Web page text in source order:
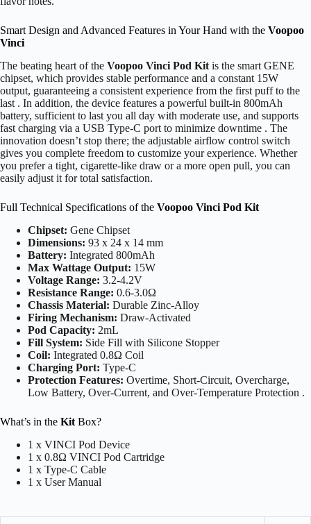
Smart Design and Advanced Features in Your Hand with the Voopoo
Vinci
The beating heart of the Voopoo Vinci Pod Kit is the smart GENE
chipset, which provides stable performance and a constant 15W
output, guaranteeing a consistent experience from the first puff to the
last . In addition, the device features a powerful built-in 800mAh
battery, sufficient to last you all day with moderate use, and supports
fast charging via a USB Type-C port to minimize downtime . The
innovation doesn’t stop there; the adjustable airflow control switch
gives you complete freedom to customize your experience. Whether
you prefer a tight, cigarette-like draw or a more open pull, you can
easily adjust it for total satisfaction.
Full Technical Specifications of the Voopoo Vinci Pod Kit
Chipset: Gene Chipset
Dimensions: 93 x 24 x 14 mm
Battery: Integrated 800mAh
Max Wattage Output: 15W
Voltage Range: 3.2-4.2V
Resistance Range: 0.6-3.0Ω
Chassis Material: Durable Zinc-Alloy
Firing Mechanism: Draw-Activated
Pod Capacity: 2mL
Fill System: Side Fill with Silicone Stopper
Coil: Integrated 0.8Ω Coil
Charging Port: Type-C
Protection Features: Overtime, Short-Circuit, Overcharge,
Low Battery, Over-Current, and Over-Temperature Protection .
What’s in the Kit Box?
1 x VINCI Pod Device
1 x 0.8Ω VINCI Pod Cartridge
1 x Type-C Cable
1 x User Manual